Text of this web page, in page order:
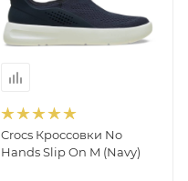
Crocs Кроссовки No
Hands Slip On M (Navy)